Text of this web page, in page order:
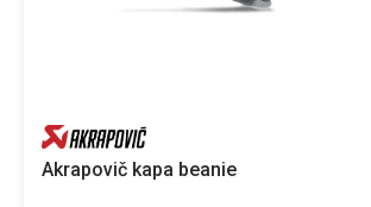
Akrapovič kapa beanie